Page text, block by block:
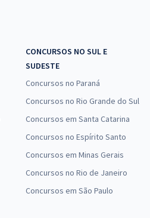
CONCURSOS NO SUL E
SUDESTE
Concursos no Paraná
Concursos no Rio Grande do Sul
Concursos em Santa Catarina
Concursos no Espírito Santo
Concursos em Minas Gerais
Concursos no Rio de Janeiro
Concursos em São Paulo